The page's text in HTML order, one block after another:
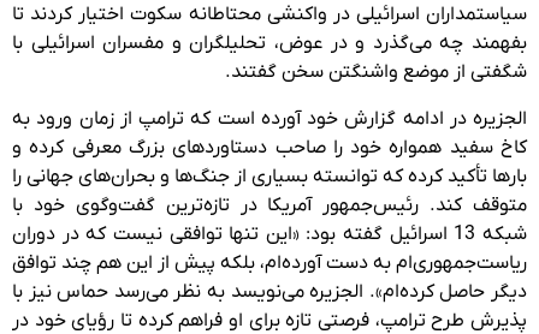
سیاستمداران اسرائیلی در واکنشی محتاطانه سکوت اختیار کردند تا
بفهمند چه می‌گذرد و در عوض، تحلیلگران و مفسران اسرائیلی با
شگفتی از موضع واشنگتن سخن گفتند.
الجزیره در ادامه گزارش خود آورده است که ترامپ از زمان ورود به
کاخ سفید همواره خود را صاحب دستاوردهای بزرگ معرفی کرده و
بارها تأکید کرده که توانسته بسیاری از جنگ‌ها و بحران‌های جهانی را
متوقف کند. رئیس‌جمهور آمریکا در تازه‌ترین گفت‌وگوی خود با
شبکه 13 اسرائیل گفته بود: «این تنها توافقی نیست که در دوران
ریاست‌جمهوری‌ام به دست آورده‌ام، بلکه پیش از این هم چند توافق
دیگر حاصل کرده‌ام». الجزیره می‌نویسد به نظر می‌رسد حماس نیز با
پذیرش طرح ترامپ، فرصتی تازه برای او فراهم کرده تا رؤیای خود در